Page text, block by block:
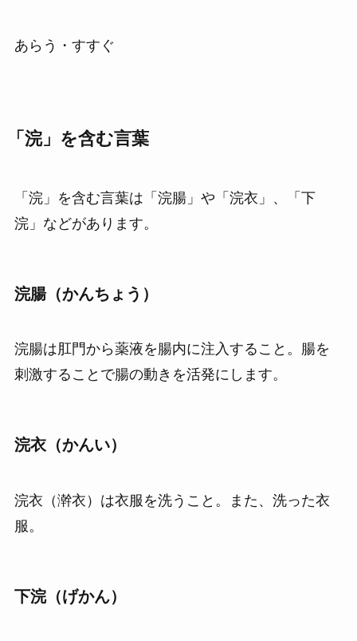
あらう・すすぐ
「浣」を含む言葉
「浣」を含む言葉は「浣腸」や「浣衣」、「下
浣」などがあります。
浣腸（かんちょう）
浣腸は肛門から薬液を腸内に注入すること。腸を
刺激することで腸の動きを活発にします。
浣衣（かんい）
浣衣（澣衣）は衣服を洗うこと。また、洗った衣
服。
下浣（げかん）